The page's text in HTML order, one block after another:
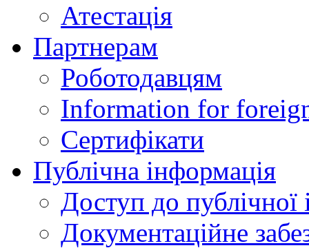
Атестація
Партнерам
Роботодавцям
Information for
Сертифікати
Публічна інформація
Доступ до публічної
Документаційне